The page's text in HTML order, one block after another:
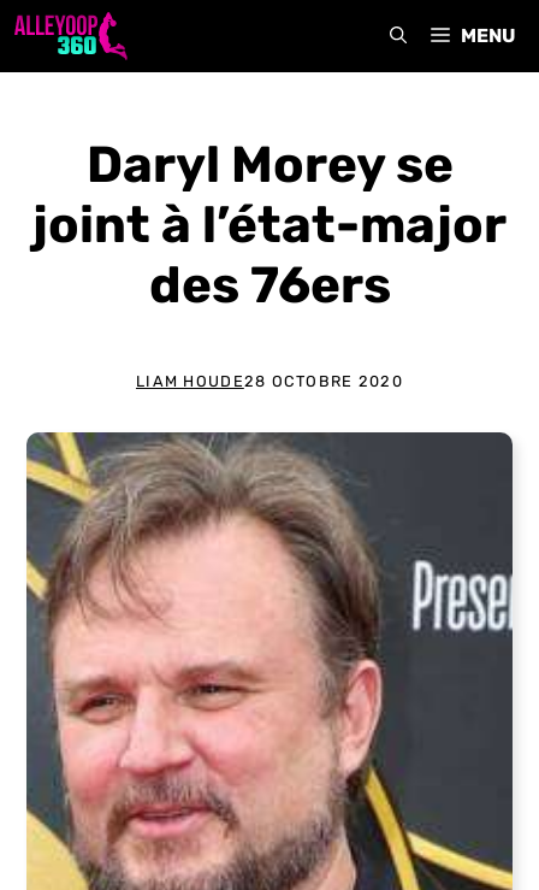
Aller
MENU
Daryl Morey se
joint à l’état-major
des 76ers
LIAM HOUDE28 OCTOBRE 2020